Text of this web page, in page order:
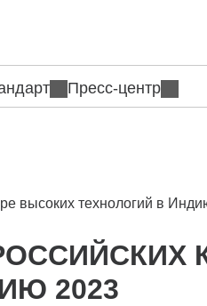
Пресс-центр
высоких технологий в
2023